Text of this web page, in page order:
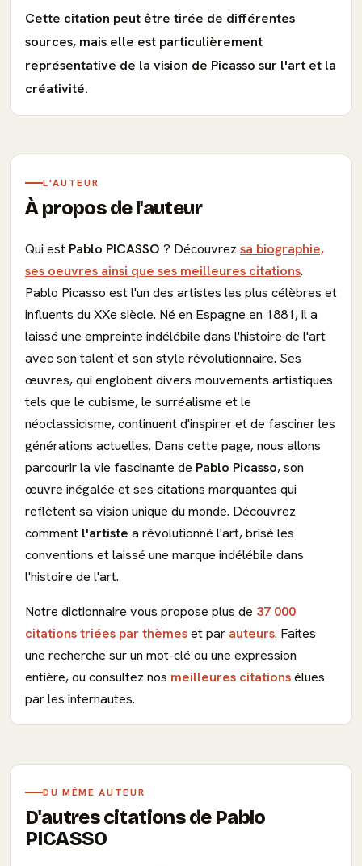
Cette citation peut être tirée de différentes
sources, mais elle est particulièrement
représentative de la vision de Picasso sur l'art et la
créativité.
L'AUTEUR
À propos de l'auteur
Qui est Pablo PICASSO ? Découvrez sa biographie,
ses oeuvres ainsi que ses meilleures citations.
Pablo Picasso est l'un des artistes les plus célèbres et
influents du XXe siècle. Né en Espagne en 1881, il a
laissé une empreinte indélébile dans l'histoire de l'art
avec son talent et son style révolutionnaire. Ses
œuvres, qui englobent divers mouvements artistiques
tels que le cubisme, le surréalisme et le
néoclassicisme, continuent d'inspirer et de fasciner les
générations actuelles. Dans cette page, nous allons
parcourir la vie fascinante de Pablo Picasso, son
œuvre inégalée et ses citations marquantes qui
reflètent sa vision unique du monde. Découvrez
comment l'artiste a révolutionné l'art, brisé les
conventions et laissé une marque indélébile dans
l'histoire de l'art.
Notre dictionnaire vous propose plus de 37 000
citations triées par thèmeset par auteurs. Faites
une recherche sur un mot-clé ou une expression
entière, ou consultez nos meilleures citationsélues
par les internautes.
DU MÊME AUTEUR
D'autres citations de Pablo
PICASSO